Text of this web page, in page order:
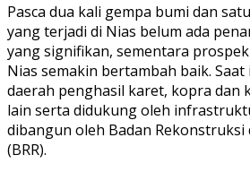
PLN
di
Pasca dua kali gempa bumi dan
yang terjadi di Nias belum ada
yang signifikan, sementara
Nias semakin bertambah baik. Saat
daerah penghasil karet, kopra dan
lain serta didukung oleh
dibangun oleh Badan Rekonstruksi
(BRR).